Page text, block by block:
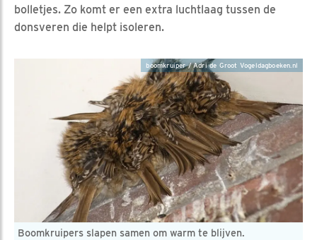
bolletjes. Zo komt er een extra luchtlaag tussen de
donsveren die helpt isoleren.
Boomkruipers slapen samen om warm te blijven.
boomkruiper / Adri de Groot Vogeldagboeken.nl